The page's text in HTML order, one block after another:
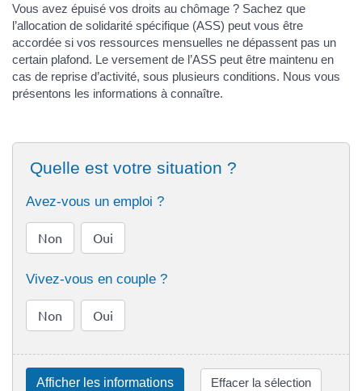
Vous avez épuisé vos droits au chômage ? Sachez que
l’allocation de solidarité spécifique (ASS) peut vous être
accordée si vos ressources mensuelles ne dépassent pas un
certain plafond. Le versement de l’ASS peut être maintenu en
cas de reprise d’activité, sous plusieurs conditions. Nous vous
présentons les informations à connaître.
Quelle est votre situation ?
Avez-vous un emploi ?
Non Oui
Vivez-vous en couple ?
Non Oui
Afficher les informations Effacer la sélection